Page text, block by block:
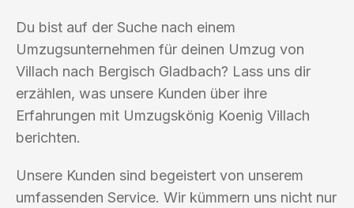
Du bist auf der Suche nach einem
Umzugsunternehmen für deinen Umzug von
Villach nach Bergisch Gladbach? Lass uns dir
erzählen, was unsere Kunden über ihre
Erfahrungen mit Umzugskönig Koenig Villach
berichten.
Unsere Kunden sind begeistert von unserem
umfassenden Service. Wir kümmern uns nicht nur